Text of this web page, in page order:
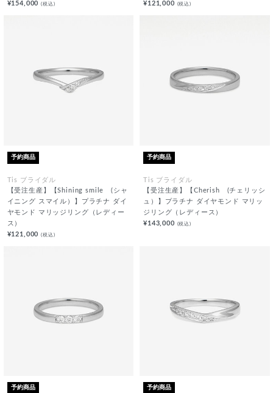
¥154,000(税込) ¥121,000 (税込)
予約商品
Tis ブライダル
【受注生産】【Shining smile (シャ
イニング スマイル）】プラチナ ダイ
ヤモンド マリッジリング（レディー
ス）
¥121,000(税込)
予約商品
Tis ブライダル
【受注生産】【Cherish (チェリッシ
ュ）】プラチナ ダイヤモンド マリッ
ジリング（レディース）
¥143,000 (税込)
予約商品 予約商品